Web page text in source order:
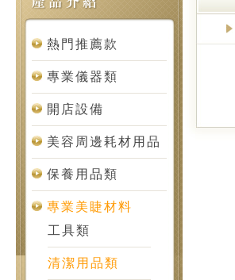
熱門推薦款
專業儀器類
開店設備
美容周邊耗材用品
保養用品類
專業美睫材料
工具類
清潔用品類